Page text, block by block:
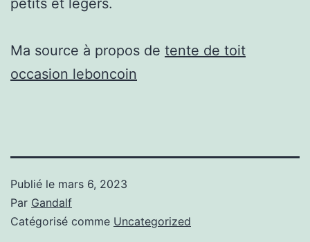
Ma source à propos de tente de toit
occasion leboncoin
Publié le mars 6, 2023
Par Gandalf
Catégorisé comme Uncategorized